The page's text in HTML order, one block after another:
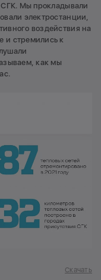
Мы прокладывали
электростанции,
воздействия на
и стремились к
как мы
Скачать